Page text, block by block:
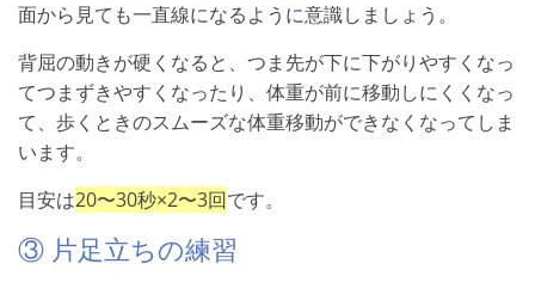
面から見ても一直線になるように意識しましょう。
背屈の動きが硬くなると、つま先が下に下がりやすくなっ
てつまずきやすくなったり、体重が前に移動しにくくなっ
て、歩くときのスムーズな体重移動ができなくなってしま
います。
目安は20〜30秒×2〜3回です。
③ 片足立ちの練習